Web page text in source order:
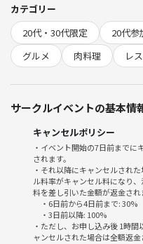
当日アラカルト予約
お会計割り勘の予定
禁止事項
勧誘、ナンパ
他サークルの宣伝
主催者の指示に従わない
その他迷惑行為
カテゴリー
20代・30代限定
20代参
グルメ
肉料理 レ
サークルイベントの基本情
キャンセルポリシー
・イベント開始の7日前まで
されます。
・それ以降にキャンセルされ
ル料率がキャンセル料になり
料を差し引いた金額が返金され
・6日前から4日前まで: 30%
・3日前以降: 100%
・ただし、お申し込み後 1時
ャンセルされた場合は全額返金